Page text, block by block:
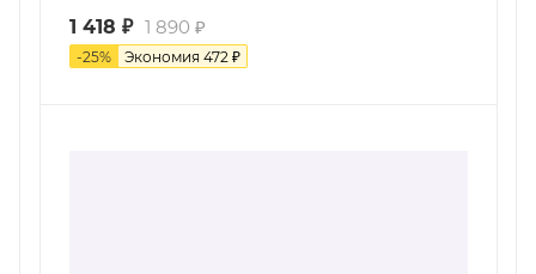
1 418 ₽ 1 890 ₽
-25% Экономия 472 ₽